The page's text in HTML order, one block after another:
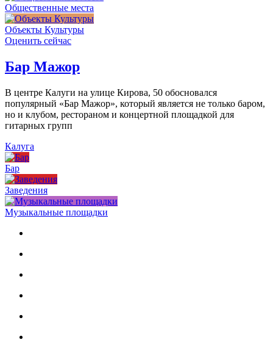
Общественные места
Объекты Культуры
Оценить сейчас
Бар Мажор
В центре Калуги на улице Кирова, 50 обосновался
популярный «Бар Мажор», который является не только баром,
но и клубом, рестораном и концертной площадкой для
гитарных групп
Калуга
Бар
Заведения
Музыкальные площадки